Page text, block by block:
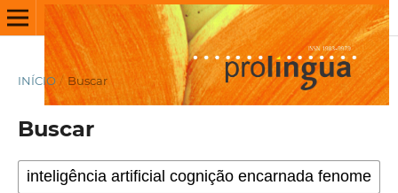
INÍCIO / Buscar
Buscar